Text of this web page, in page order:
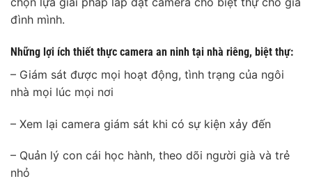
đình mình.
Những lợi ích thiết thực camera an ninh tại nhà riêng, biệt thự:
– Giám sát được mọi hoạt động, tình trạng của ngôi
nhà mọi lúc mọi nơi
– Xem lại camera giám sát khi có sự kiện xảy đến
– Quản lý con cái học hành, theo dõi người già và trẻ
nhỏ